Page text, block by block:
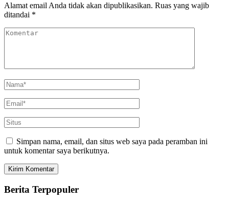
Alamat email Anda tidak akan dipublikasikan. Ruas yang wajib
ditandai *
Simpan nama, email, dan situs web saya pada peramban ini
untuk komentar saya berikutnya.
Berita Terpopuler